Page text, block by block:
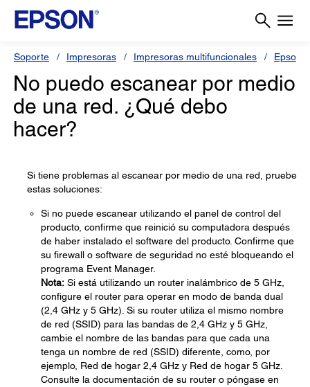
Soporte Impresoras Impresoras multifuncionales Epson
No puedo escanear por medio
de una red. ¿Qué debo
hacer?
Si tiene problemas al escanear por medio de una red, pruebe
estas soluciones:
Si no puede escanear utilizando el panel de control del
producto, confirme que reinició su computadora después
de haber instalado el software del producto. Confirme que
su firewall o software de seguridad no esté bloqueando el
programa Event Manager.
Nota: Si está utilizando un router inalámbrico de 5 GHz,
configure el router para operar en modo de banda dual
(2,4 GHz y 5 GHz). Si su router utiliza el mismo nombre
de red (SSID) para las bandas de 2,4 GHz y 5 GHz,
cambie el nombre de las bandas para que cada una
tenga un nombre de red (SSID) diferente, como, por
ejemplo, Red de hogar 2,4 GHz y Red de hogar 5 GHz.
Consulte la documentación de su router o póngase en